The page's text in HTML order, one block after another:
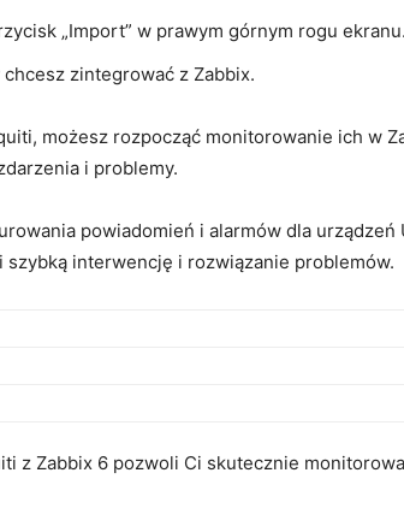
„Import” w prawym górnym rogu ekranu.
zintegrować z Zabbix.
możesz rozpocząć‌ monitorowanie ⁣ich w
i problemy.
powiadomień⁢ i alarmów dla
interwencję i rozwiązanie problemów.
z Zabbix 6 pozwoli Ci skutecznie⁣